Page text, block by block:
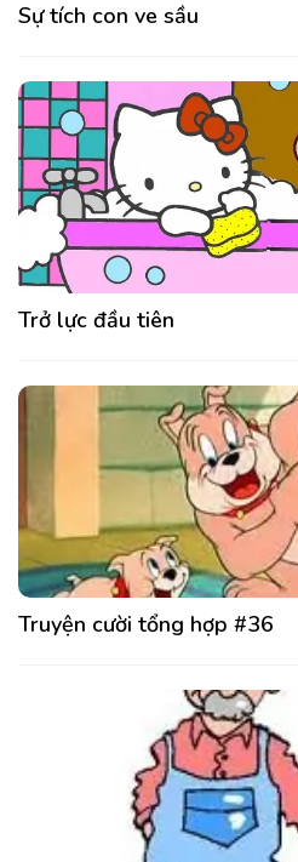
Sự tích con ve sầu
Trở lực đầu tiên
Truyện cười tổng hợp #36